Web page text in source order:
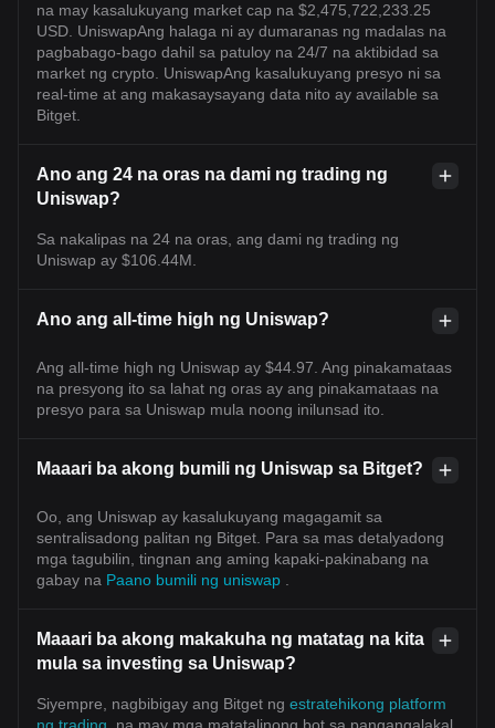
na may kasalukuyang market cap na $2,475,722,233.25
USD. UniswapAng halaga ni ay dumaranas ng madalas na
pagbabago-bago dahil sa patuloy na 24/7 na aktibidad sa
market ng crypto. UniswapAng kasalukuyang presyo ni sa
real-time at ang makasaysayang data nito ay available sa
Bitget.
Ano ang 24 na oras na dami ng trading ng
Uniswap?
Sa nakalipas na 24 na oras, ang dami ng trading ng
Uniswap ay $106.44M.
Ano ang all-time high ng Uniswap?
Ang all-time high ng Uniswap ay $44.97. Ang pinakamataas
na presyong ito sa lahat ng oras ay ang pinakamataas na
presyo para sa Uniswap mula noong inilunsad ito.
Maaari ba akong bumili ng Uniswap sa Bitget?
Oo, ang Uniswap ay kasalukuyang magagamit sa
sentralisadong palitan ng Bitget. Para sa mas detalyadong
mga tagubilin, tingnan ang aming kapaki-pakinabang na
gabay na Paano bumili ng uniswap
Maaari ba akong makakuha ng matatag na kita
mula sa investing sa Uniswap?
Siyempre, nagbibigay ang Bitget ng estratehikong platform